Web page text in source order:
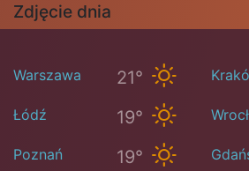
Zdjęcie dnia
Warszawa 21°
Łódź 19°
Poznań 19°